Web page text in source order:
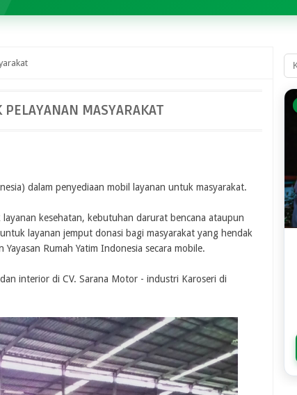
MASYARAKAT
dalam penyediaan mobil layanan untuk masyarakat.
kesehatan, kebutuhan darurat bencana ataupun
layanan jemput donasi bagi masyarakat yang hendak
Rumah Yatim Indonesia secara mobile.
interior di CV. Sarana Motor - industri Karoseri di